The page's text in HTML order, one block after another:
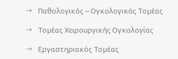
Παθολογικός – Ογκολογικός Τομέας
Τομέας Χειρουργικής Ογκολογίας
Εργαστηριακός Τομέας